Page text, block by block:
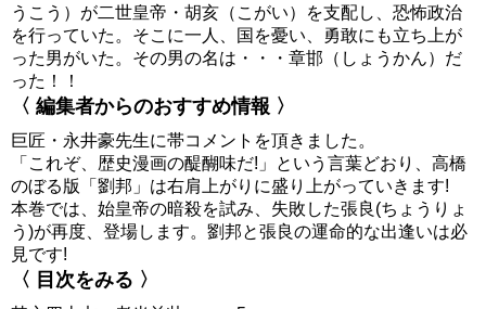
うこう）が二世皇帝・胡亥（こがい）を支配し、恐怖政治
を行っていた。そこに一人、国を憂い、勇敢にも立ち上が
った男がいた。その男の名は・・・章邯（しょうかん）だ
った！！
〈 編集者からのおすすめ情報 〉
巨匠・永井豪先生に帯コメントを頂きました。
「これぞ、歴史漫画の醍醐味だ!」という言葉どおり、高橋
のぼる版「劉邦」は右肩上がりに盛り上がっていきます!
本巻では、始皇帝の暗殺を試み、失敗した張良(ちょうりょ
う)が再度、登場します。劉邦と張良の運命的な出逢いは必
見です!
〈 目次をみる 〉